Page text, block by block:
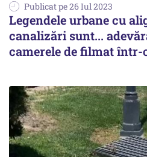
Publicat pe 26 Iul 2023
Legendele urbane cu
canalizări sunt...
camerele de filmat într-